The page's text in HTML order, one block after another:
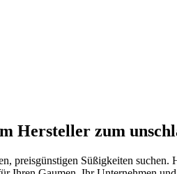
Hersteller zum
preisgünstigen Süßigkeiten